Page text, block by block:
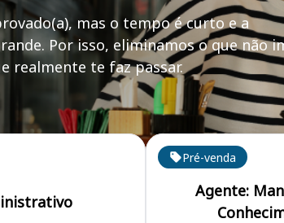
mas o tempo é curto e a
Por isso, eliminamos o que não
realmente te faz passar.
no concurso
Pré-venda
Agente: